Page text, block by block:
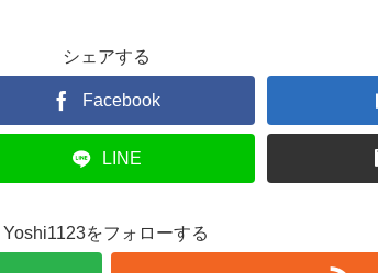
シェアする
Facebook
LINE
Yoshi1123をフォローする